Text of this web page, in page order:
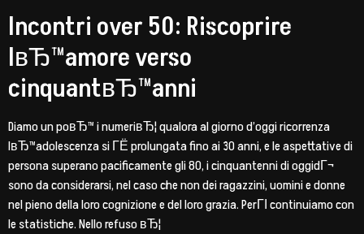
Incontri over 50: Riscoprire
lвЂ™amore verso
cinquantвЂ™anni
Diamo un poвЂ™ i numeriвЂ¦ qualora al giorno d’oggi ricorrenza
lвЂ™adolescenza si ГЁ prolungata fino ai 30 anni, e le aspettative di
persona superano pacificamente gli 80, i cinquantenni di oggidГ¬
sono da considerarsi, nel caso che non dei ragazzini, uomini e donne
nel pieno della loro cognizione e del loro grazia. PerГІ continuiamo con
le statistiche. Nello refuso вЂ¦